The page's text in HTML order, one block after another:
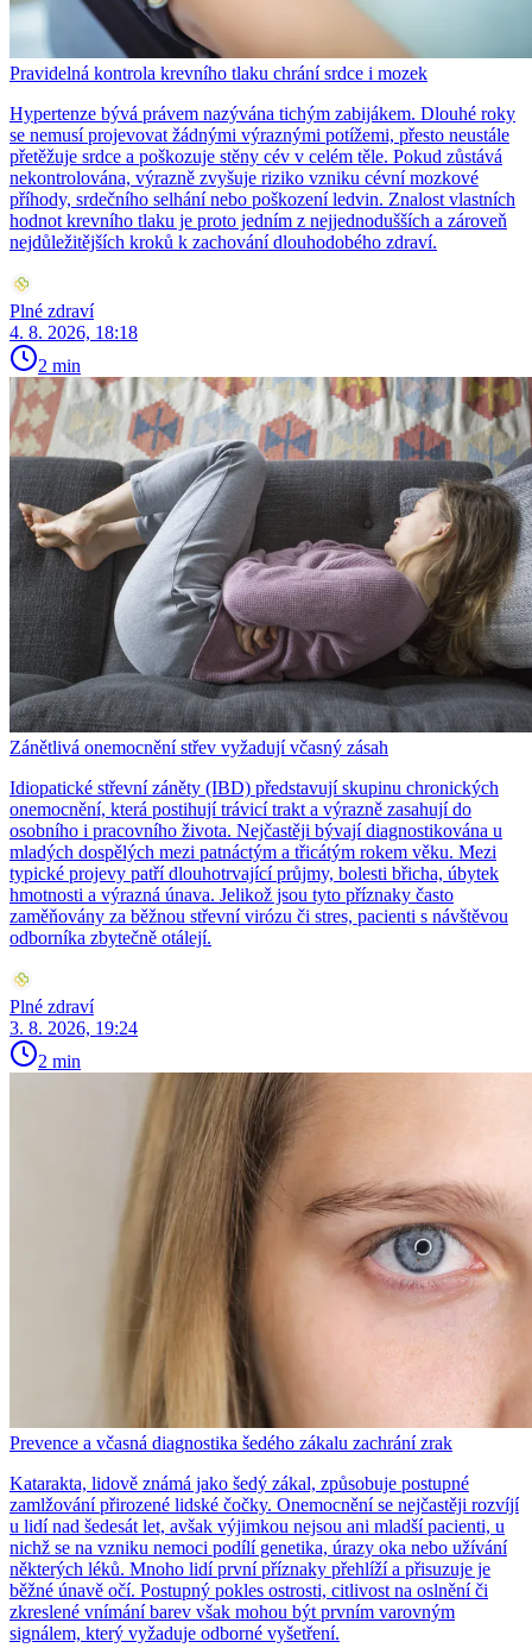
Pravidelná kontrola krevního tlaku chrání srdce i mozek
Hypertenze bývá právem nazývána tichým zabijákem. Dlouhé roky
se nemusí projevovat žádnými výraznými potížemi, přesto neustále
přetěžuje srdce a poškozuje stěny cév v celém těle. Pokud zůstává
nekontrolována, výrazně zvyšuje riziko vzniku cévní mozkové
příhody, srdečního selhání nebo poškození ledvin. Znalost vlastních
hodnot krevního tlaku je proto jedním z nejjednodušších a zároveň
nejdůležitějších kroků k zachování dlouhodobého zdraví.
Plné zdraví
4. 8. 2026, 18:18
2 min
Zánětlivá onemocnění střev vyžadují včasný zásah
Idiopatické střevní záněty (IBD) představují skupinu chronických
onemocnění, která postihují trávicí trakt a výrazně zasahují do
osobního i pracovního života. Nejčastěji bývají diagnostikována u
mladých dospělých mezi patnáctým a třicátým rokem věku. Mezi
typické projevy patří dlouhotrvající průjmy, bolesti břicha, úbytek
hmotnosti a výrazná únava. Jelikož jsou tyto příznaky často
zaměňovány za běžnou střevní virózu či stres, pacienti s návštěvou
odborníka zbytečně otálejí.
Plné zdraví
3. 8. 2026, 19:24
2 min
Prevence a včasná diagnostika šedého zákalu zachrání zrak
Katarakta, lidově známá jako šedý zákal, způsobuje postupné
zamlžování přirozené lidské čočky. Onemocnění se nejčastěji rozvíjí
u lidí nad šedesát let, avšak výjimkou nejsou ani mladší pacienti, u
nichž se na vzniku nemoci podílí genetika, úrazy oka nebo užívání
některých léků. Mnoho lidí první příznaky přehlíží a přisuzuje je
běžné únavě očí. Postupný pokles ostrosti, citlivost na oslnění či
zkreslené vnímání barev však mohou být prvním varovným
signálem, který vyžaduje odborné vyšetření.